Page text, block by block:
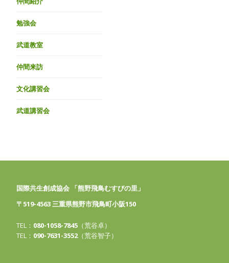
勉強会
武道教室
仲間来訪
文化講習会
武道講習会
国際共生創成協会 「熊野飛鳥むすびの里」
〒519-4563 三重県熊野市飛鳥町小阪150
TEL： 080-1058-7845 （荒谷卓）
TEL： 090-7631-3552（荒谷智子）